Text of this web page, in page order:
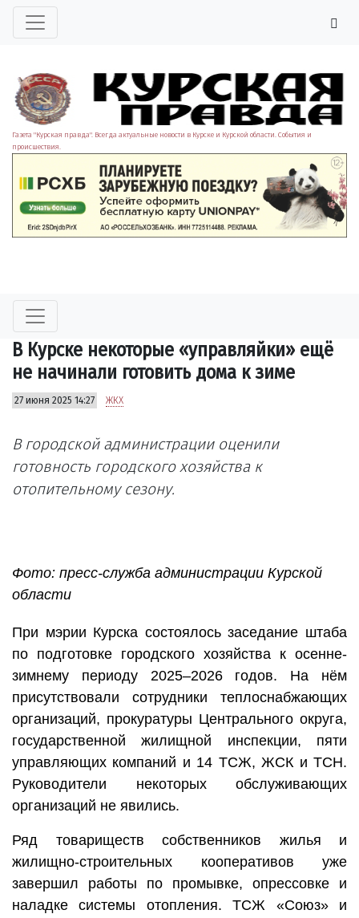
Газета "Курская правда". Всегда актуальные новости в Курске и Курской области. События и
происшествия.
В Курске некоторые «управляйки» ещё
не начинали готовить дома к зиме
27 июня 2025 14:27 ЖКХ
В городской администрации оценили
готовность городского хозяйства к
отопительному сезону.
Фото: пресс-служба администрации Курской
области
При мэрии Курска состоялось заседание штаба
по подготовке городского хозяйства к осенне-
зимнему периоду 2025–2026 годов. На нём
присутствовали сотрудники теплоснабжающих
организаций, прокуратуры Центрального округа,
государственной жилищной инспекции, пяти
управляющих компаний и 14 ТСЖ, ЖСК и ТСН.
Руководители некоторых обслуживающих
организаций не явились.
Ряд товариществ собственников жилья и
жилищно-строительных кооперативов уже
завершил работы по промывке, опрессовке и
наладке системы отопления. ТСЖ «Союз» и